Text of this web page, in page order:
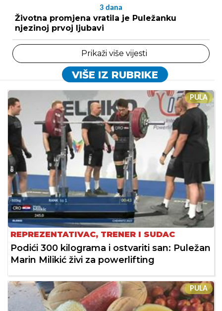
3 dana
Životna promjena vratila je Puležanku
njezinoj prvoj ljubavi
Prikaži više vijesti
VIŠE IZ RUBRIKE
PULA
REPREZENTATIVAC, TRENER I SUDAC
Podići 300 kilograma i ostvariti san: Puležan
Marin Milikić živi za powerlifting
PULA